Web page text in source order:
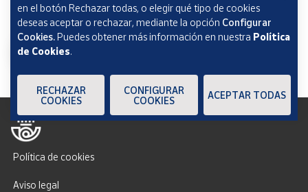
Política de cookies
Aviso legal
en el botón Rechazar todas, o elegir qué tipo de cookies
deseas aceptar o rechazar, mediante la opción Configurar
Cookies.Puedes obtener más información en nuestra Política
de Cookies.
RECHAZAR
COOKIES
CONFIGURAR
COOKIES
ACEPTAR TODAS